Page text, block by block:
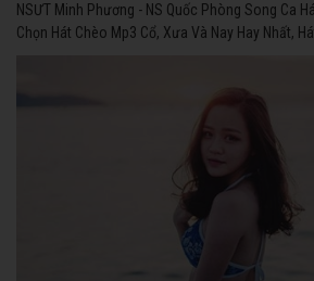
NSƯT Minh Phương - NS Quốc Phòng Song Ca
Chọn Hát Chèo Mp3 Cổ, Xưa Và Nay Hay Nhất,